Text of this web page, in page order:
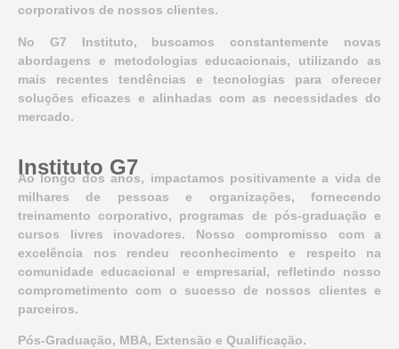
corporativos de nossos clientes.
No G7 Instituto, buscamos constantemente novas
abordagens e metodologias educacionais, utilizando as
mais recentes tendências e tecnologias para oferecer
soluções eficazes e alinhadas com as necessidades do
mercado.
Instituto G7
Ao longo dos anos, impactamos positivamente a vida de
milhares de pessoas e organizações, fornecendo
treinamento corporativo, programas de pós-graduação e
cursos livres inovadores. Nosso compromisso com a
excelência nos rendeu reconhecimento e respeito na
comunidade educacional e empresarial, refletindo nosso
comprometimento com o sucesso de nossos clientes e
parceiros.
Pós-Graduação, MBA, Extensão e Qualificação.